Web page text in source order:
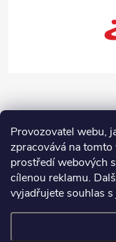
Provozovatel webu,
zpracovává na
prostředí webových
cílenou reklamu.
vyjadřujete souhlas